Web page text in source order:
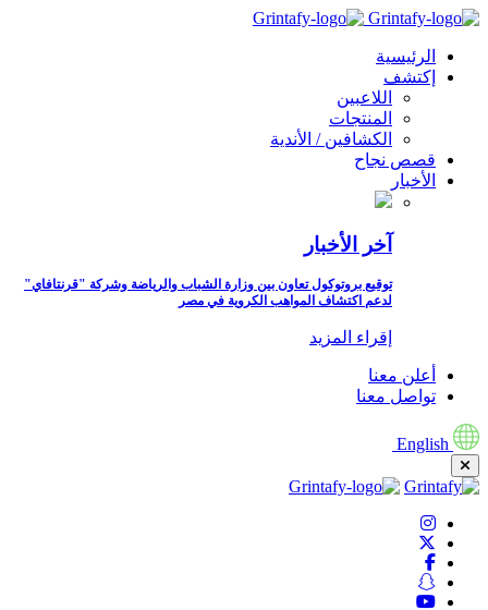
الرئيسية
إكتشف
اللاعبين
المنتجات
الكشافين / الأندية
قصص نجاح
الأخبار
آخر الأخبار
توقيع بروتوكول تعاون بين وزارة الشباب والرياضة وشركة "قرنتافاي"
لدعم اكتشاف المواهب الكروية في مصر
إقراء المزيد
أعلن معنا
تواصل معنا
English